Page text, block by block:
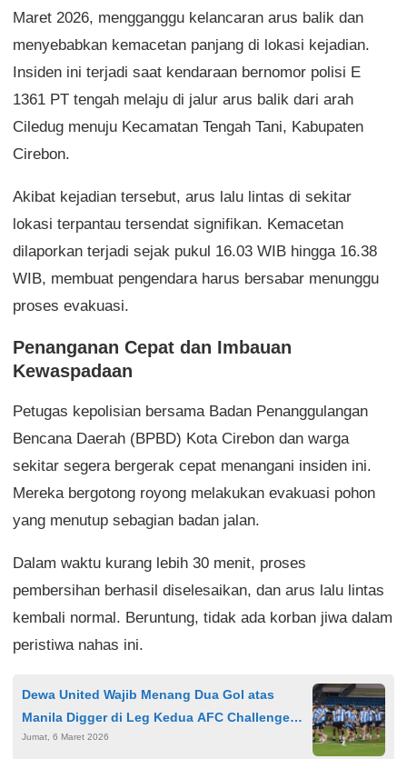
Maret 2026, mengganggu kelancaran arus balik dan
menyebabkan kemacetan panjang di lokasi kejadian.
Insiden ini terjadi saat kendaraan bernomor polisi E
1361 PT tengah melaju di jalur arus balik dari arah
Ciledug menuju Kecamatan Tengah Tani, Kabupaten
Cirebon.
Akibat kejadian tersebut, arus lalu lintas di sekitar
lokasi terpantau tersendat signifikan. Kemacetan
dilaporkan terjadi sejak pukul 16.03 WIB hingga 16.38
WIB, membuat pengendara harus bersabar menunggu
proses evakuasi.
Penanganan Cepat dan Imbauan
Kewaspadaan
Petugas kepolisian bersama Badan Penanggulangan
Bencana Daerah (BPBD) Kota Cirebon dan warga
sekitar segera bergerak cepat menangani insiden ini.
Mereka bergotong royong melakukan evakuasi pohon
yang menutup sebagian badan jalan.
Dalam waktu kurang lebih 30 menit, proses
pembersihan berhasil diselesaikan, dan arus lalu lintas
kembali normal. Beruntung, tidak ada korban jiwa dalam
peristiwa nahas ini.
Dewa United Wajib Menang Dua Gol atas
Manila Digger di Leg Kedua AFC Challenge
2025/2026
Jumat, 6 Maret 2026